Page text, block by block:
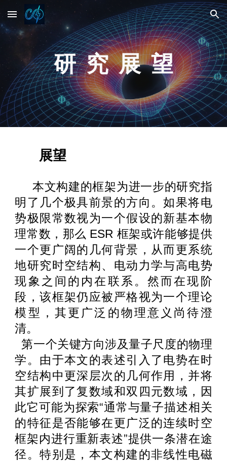
Skip to main content Skip to navigation
研 究 展 望
展望
本文构建的框架为进一步的研究指
明了几个极具前景的方向。如果将电
势极限常数视为一个假设的新基本物
理常数，那么 ESR 框架或许能够提供
一个更广阔的几何背景，从而更系统
地研究时空结构、电动力学与高电势
现象之间的内在联系。然而在现阶
段，该框架仍应被严格视为一个理论
模型，其更广泛的物理意义尚待澄
清。
第一个关键方向涉及量子尺度的物理
学。由于本文的表述引入了电势在时
空结构中更深层次的几何作用，并将
其扩展到了复数域和双四元数域，因
此它可能为探索“通常与量子描述相关
的特征是否能够在更广泛的连续时空
框架内进行重新表述”提供一条潜在途
径。特别是，本文构建的非线性电磁